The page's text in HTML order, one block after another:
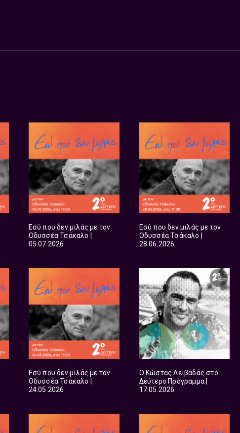
Εσύ που δεν μιλάς με τον
Οδυσσέα Τσάκαλο |
05.07.2026
Εσύ που δεν μιλάς με τον
Οδυσσέα Τσάκαλο |
28.06.2026
Εσύ που δεν μιλάς με τον
Οδυσσέα Τσάκαλο |
24.05.2026
Ο Κώστας Λειβαδάς στο
Δεύτερο Πρόγραμμα |
17.05.2026